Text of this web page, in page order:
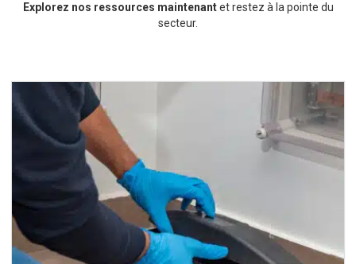
Explorez nos ressources maintenantet restez à la pointe du
secteur.